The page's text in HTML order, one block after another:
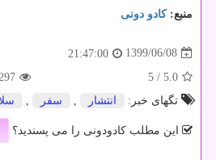
منبع:كادو دونی
1399/06/08
21:47:00
5.0
/ 5
تگهای خبر:
انتشار , سفر ,
این مطلب کادودونی را می پسندید؟